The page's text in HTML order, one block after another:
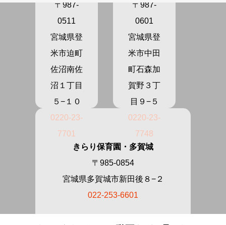
〒987-
0511
宮城県登
米市迫町
佐沼南佐
沼１丁目
５−１０
0220-23-
7701
〒987-
0601
宮城県登
米市中田
町石森加
賀野３丁
目９−５
0220-23-
7748
きらり保育園・多賀城
〒985-0854
宮城県多賀城市新田後８−２
022-253-6601